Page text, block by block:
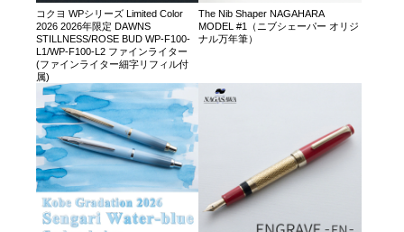
コクヨ WPシリーズ Limited Color
2026 2026年限定 DAWNS
STILLNESS/ROSE BUD WP-F100-
L1/WP-F100-L2 ファインライター
(ファインライター細字リフィル付
属)
The Nib Shaper NAGAHARA
MODEL #1（ニブシェーパー オリジ
ナル万年筆）